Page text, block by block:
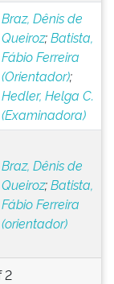
Braz, Dênis de
Queiroz;Batista,
Fábio Ferreira
(Orientador);
Hedler, Helga C.
(Examinadora)
Braz, Dênis de
Queiroz;Batista,
Fábio Ferreira
(orientador)
2